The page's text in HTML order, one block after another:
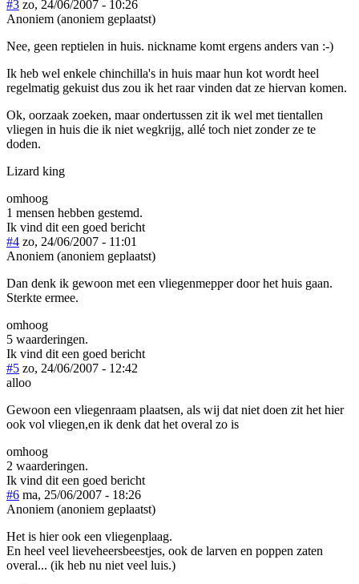
#3 zo, 24/06/2007 - 10:26
Anoniem (anoniem geplaatst)
Nee, geen reptielen in huis. nickname komt ergens anders van :-)
Ik heb wel enkele chinchilla's in huis maar hun kot wordt heel
regelmatig gekuist dus zou ik het raar vinden dat ze hiervan komen.
Ok, oorzaak zoeken, maar ondertussen zit ik wel met tientallen
vliegen in huis die ik niet wegkrijg, allé toch niet zonder ze te
doden.
Lizard king
omhoog
1 mensen hebben gestemd.
Ik vind dit een goed bericht
#4 zo, 24/06/2007 - 11:01
Anoniem (anoniem geplaatst)
Dan denk ik gewoon met een vliegenmepper door het huis gaan.
Sterkte ermee.
omhoog
5 waarderingen.
Ik vind dit een goed bericht
#5 zo, 24/06/2007 - 12:42
alloo
Gewoon een vliegenraam plaatsen, als wij dat niet doen zit het hier
ook vol vliegen,en ik denk dat het overal zo is
omhoog
2 waarderingen.
Ik vind dit een goed bericht
#6 ma, 25/06/2007 - 18:26
Anoniem (anoniem geplaatst)
Het is hier ook een vliegenplaag.
En heel veel lieveheersbeestjes, ook de larven en poppen zaten
overal... (ik heb nu niet veel luis.)